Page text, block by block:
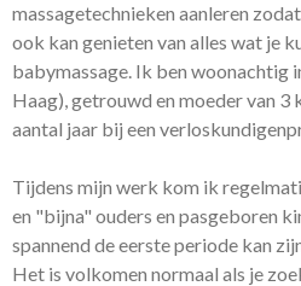
massagetechnieken aanleren
ook kan genieten van alles wat je
babymassage. Ik ben woonachtig
Haag), getrouwd en moeder van 3
aantal jaar bij een
Tijdens mijn werk kom ik
en "bijna" ouders en pasgeboren
spannend de eerste periode kan
Het is volkomen normaal als je